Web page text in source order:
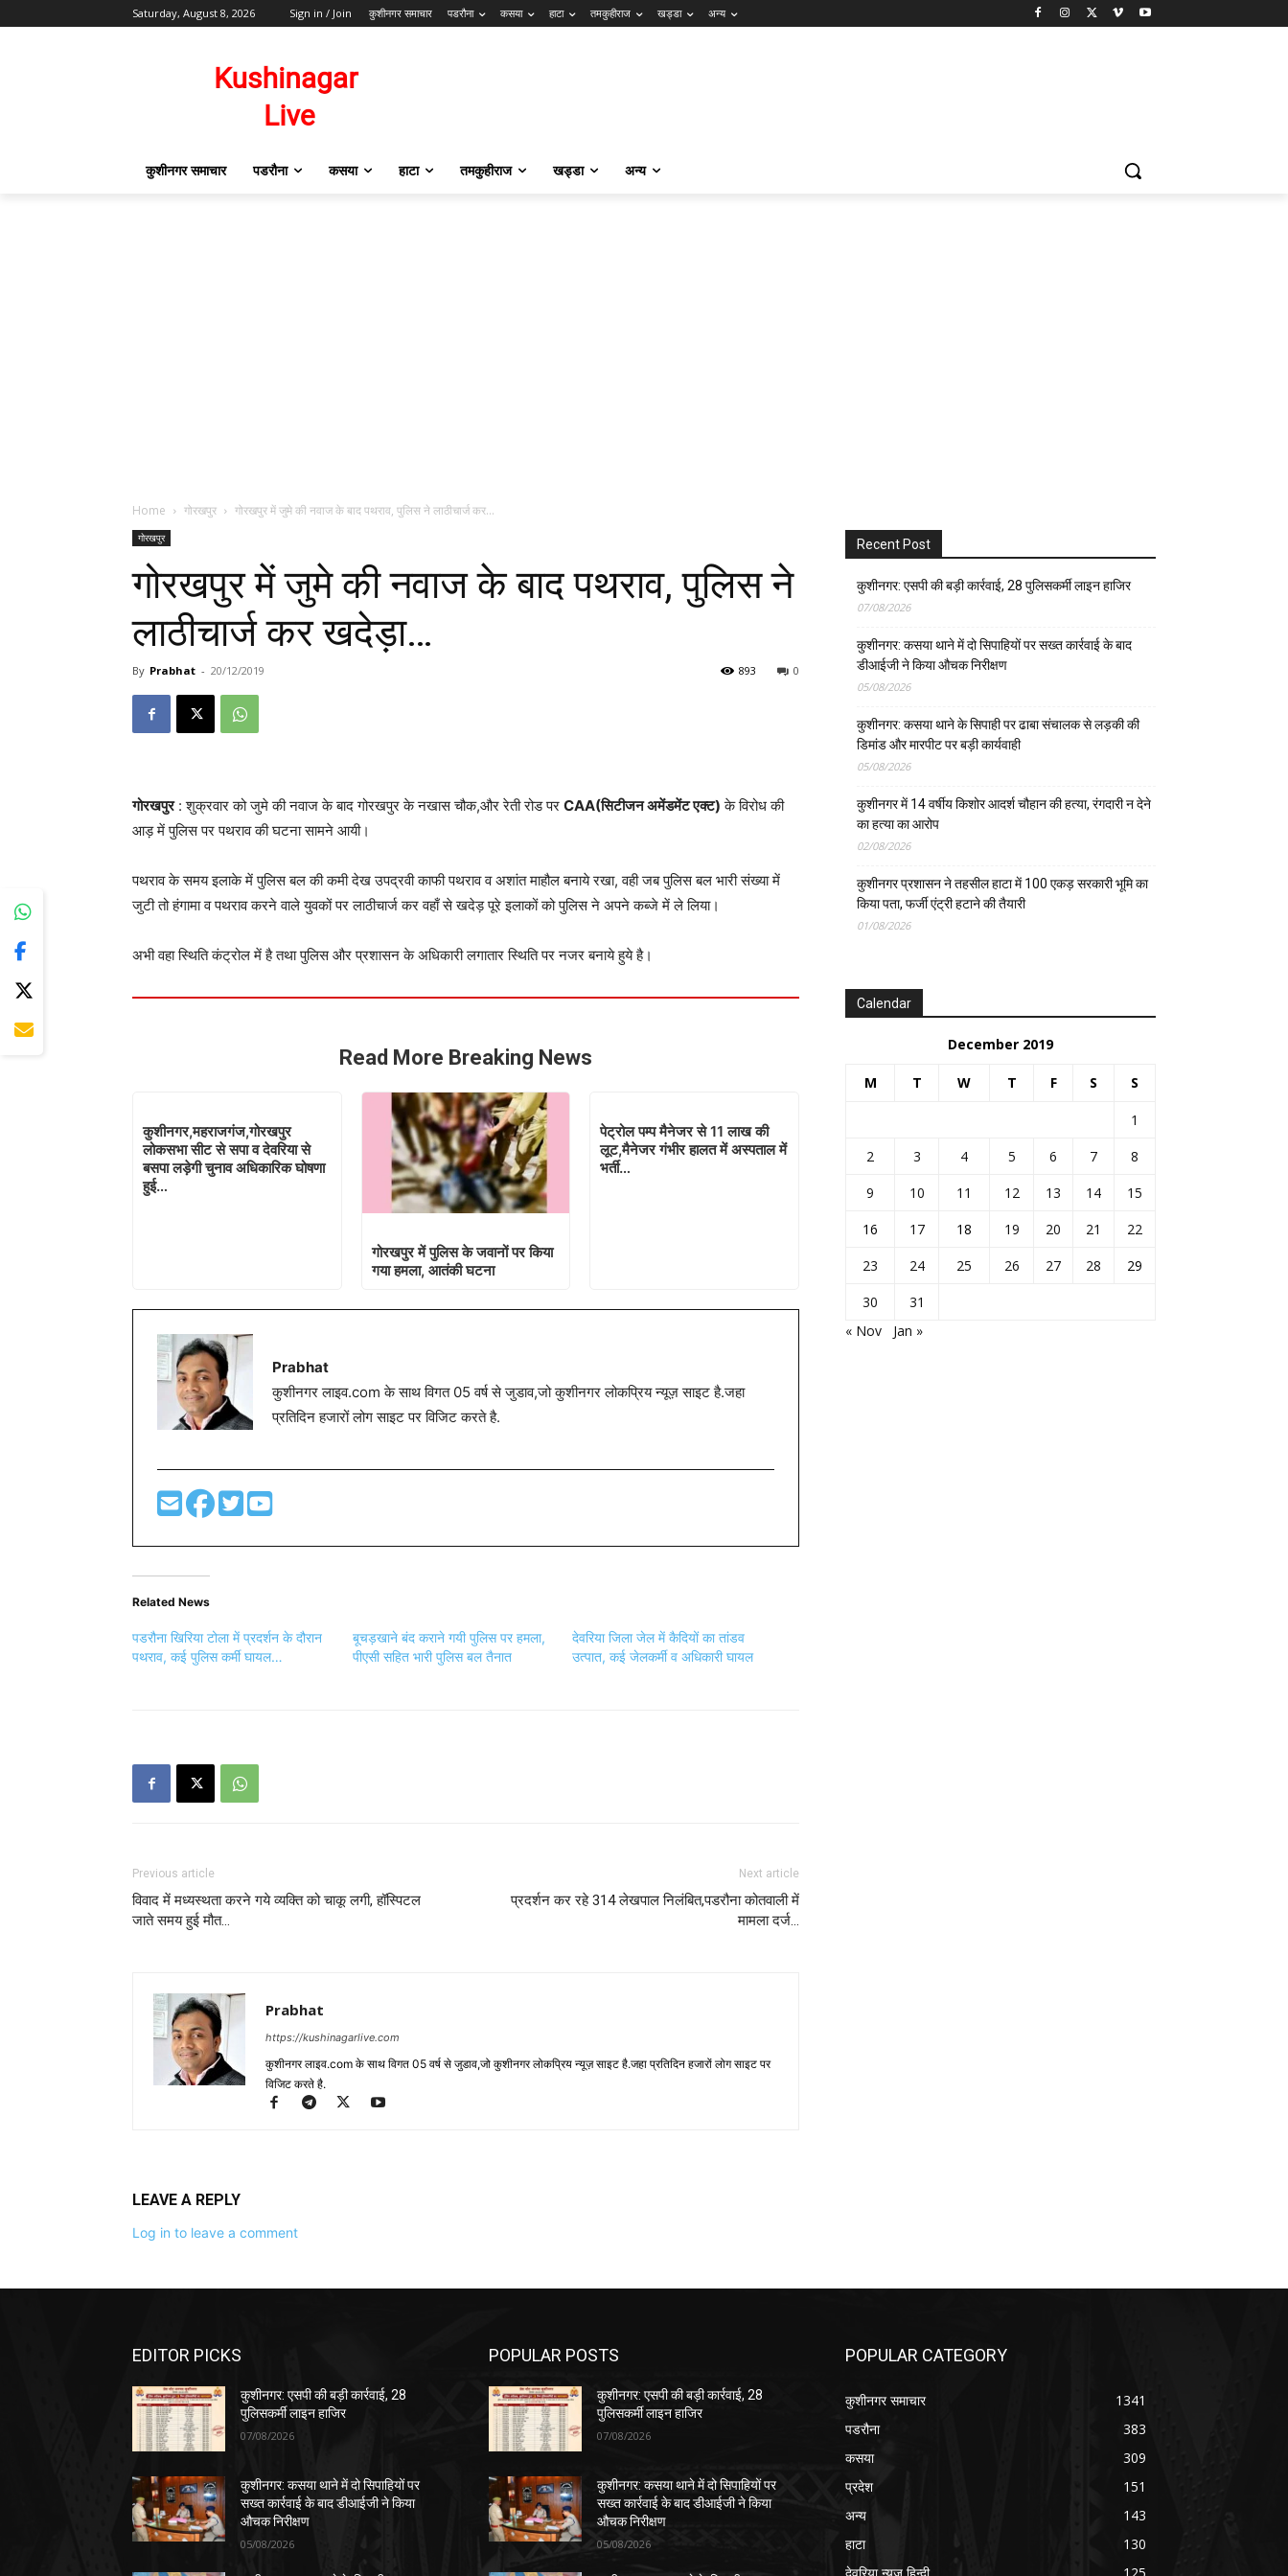
Saturday, August 8, 2026 Sign in / Join कुशीनगर समाचार पडरौना कसया हाटा तमकुहीराज खड्डा अन्य
कुशीनगर समाचार पडरौना कसया हाटा तमकुहीराज खड्डा अन्य
Home गोरखपुर गोरखपुर में जुमे की नवाज के बाद पथराव, पुलिस ने लाठीचार्ज कर...
गोरखपुर
गोरखपुर में जुमे की नवाज के बाद पथराव, पुलिस ने
लाठीचार्ज कर खदेड़ा…
By Prabhat - 20/12/2019 0
893
गोरखपुर: शुक्रवार को जुमे की नवाज के बाद गोरखपुर के नखास चौक,और रेती रोड पर CAA(सिटीजन अमेंडमेंट एक्ट) के विरोध की
आड़ में पुलिस पर पथराव की घटना सामने आयी।
पथराव के समय इलाके में पुलिस बल की कमी देख उपद्रवी काफी पथराव व अशांत माहौल बनाये रखा, वही जब पुलिस बल भारी संख्या में
जुटी तो हंगामा व पथराव करने वाले युवकों पर लाठीचार्ज कर वहाँ से खदेड़ पूरे इलाकों को पुलिस ने अपने कब्जे में ले लिया।
अभी वहा स्थिति कंट्रोल में है तथा पुलिस और प्रशासन के अधिकारी लगातार स्थिति पर नजर बनाये हुये है।
Read More Breaking News
कुशीनगर,महराजगंज,गोरखपुर
लोकसभा सीट से सपा व देवरिया से
बसपा लड़ेगी चुनाव अधिकारिक घोषणा
हुई…
गोरखपुर में पुलिस के जवानों पर किया
गया हमला, आतंकी घटना
पेट्रोल पम्प मैनेजर से 11 लाख की
लूट,मैनेजर गंभीर हालत में अस्पताल में
भर्ती…
Prabhat
कुशीनगर लाइव.com के साथ विगत 05 वर्ष से जुडाव,जो कुशीनगर लोकप्रिय न्यूज़ साइट है.जहा
प्रतिदिन हजारों लोग साइट पर विजिट करते है.
Related News
पडरौना खिरिया टोला में प्रदर्शन के दौरान
पथराव, कई पुलिस कर्मी घायल…
बूचड़खाने बंद कराने गयी पुलिस पर हमला,
पीएसी सहित भारी पुलिस बल तैनात
देवरिया जिला जेल में कैदियों का तांडव
उत्पात, कई जेलकर्मी व अधिकारी घायल
Previous article
विवाद में मध्यस्थता करने गये व्यक्ति को चाकू लगी, हॉस्पिटल
जाते समय हुई मौत…
Next article
प्रदर्शन कर रहे 314 लेखपाल निलंबित,पडरौना कोतवाली में
मामला दर्ज…
Prabhat
https://kushinagarlive.com
कुशीनगर लाइव.com के साथ विगत 05 वर्ष से जुडाव,जो कुशीनगर लोकप्रिय न्यूज़ साइट है.जहा प्रतिदिन हजारों लोग साइट पर
विजिट करते है.
LEAVE A REPLY
Log in to leave a comment
Recent Post
कुशीनगर: एसपी की बड़ी कार्रवाई, 28 पुलिसकर्मी लाइन हाजिर
07/08/2026
कुशीनगर: कसया थाने में दो सिपाहियों पर सख्त कार्रवाई के बाद
डीआईजी ने किया औचक निरीक्षण
05/08/2026
कुशीनगर: कसया थाने के सिपाही पर ढाबा संचालक से लड़की की
डिमांड और मारपीट पर बड़ी कार्यवाही
05/08/2026
कुशीनगर में 14 वर्षीय किशोर आदर्श चौहान की हत्या, रंगदारी न देने
का हत्या का आरोप
02/08/2026
कुशीनगर प्रशासन ने तहसील हाटा में 100 एकड़ सरकारी भूमि का
किया पता, फर्जी एंट्री हटाने की तैयारी
01/08/2026
Calendar
December 2019
M T W T F S S
1
2
3 4 5 6 7
8
9
10 11 12 13 14
15
16
17 18 19 20 21
22
23
24 25 26 27 28
29
30
31
« Nov
Jan »
EDITOR PICKS
कुशीनगर: एसपी की बड़ी कार्रवाई, 28
पुलिसकर्मी लाइन हाजिर
07/08/2026
कुशीनगर: कसया थाने में दो सिपाहियों पर
सख्त कार्रवाई के बाद डीआईजी ने किया
औचक निरीक्षण
05/08/2026
POPULAR POSTS
कुशीनगर: एसपी की बड़ी कार्रवाई, 28
पुलिसकर्मी लाइन हाजिर
07/08/2026
कुशीनगर: कसया थाने में दो सिपाहियों पर
सख्त कार्रवाई के बाद डीआईजी ने किया
औचक निरीक्षण
05/08/2026
POPULAR CATEGORY
कुशीनगर समाचार
1341
पडरौना
383
कसया
309
प्रदेश
151
अन्य
143
हाटा
130